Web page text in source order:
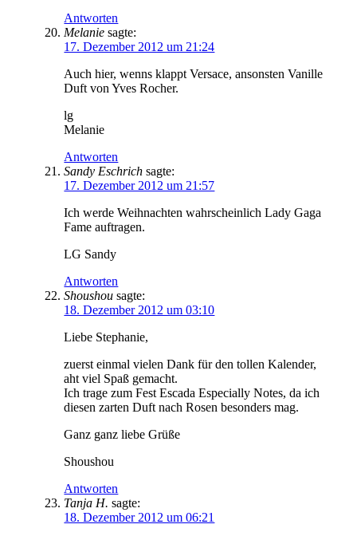
Antworten
Melanie sagte:
17. Dezember 2012 um 21:24
Auch hier, wenns klappt Versace, ansonsten Vanille
Duft von Yves Rocher.
lg
Melanie
Antworten
Sandy Eschrich sagte:
17. Dezember 2012 um 21:57
Ich werde Weihnachten wahrscheinlich Lady Gaga
Fame auftragen.
LG Sandy
Antworten
Shoushou sagte:
18. Dezember 2012 um 03:10
Liebe Stephanie,
zuerst einmal vielen Dank für den tollen Kalender,
aht viel Spaß gemacht.
Ich trage zum Fest Escada Especially Notes, da ich
diesen zarten Duft nach Rosen besonders mag.
Ganz ganz liebe Grüße
Shoushou
Antworten
Tanja H. sagte:
18. Dezember 2012 um 06:21